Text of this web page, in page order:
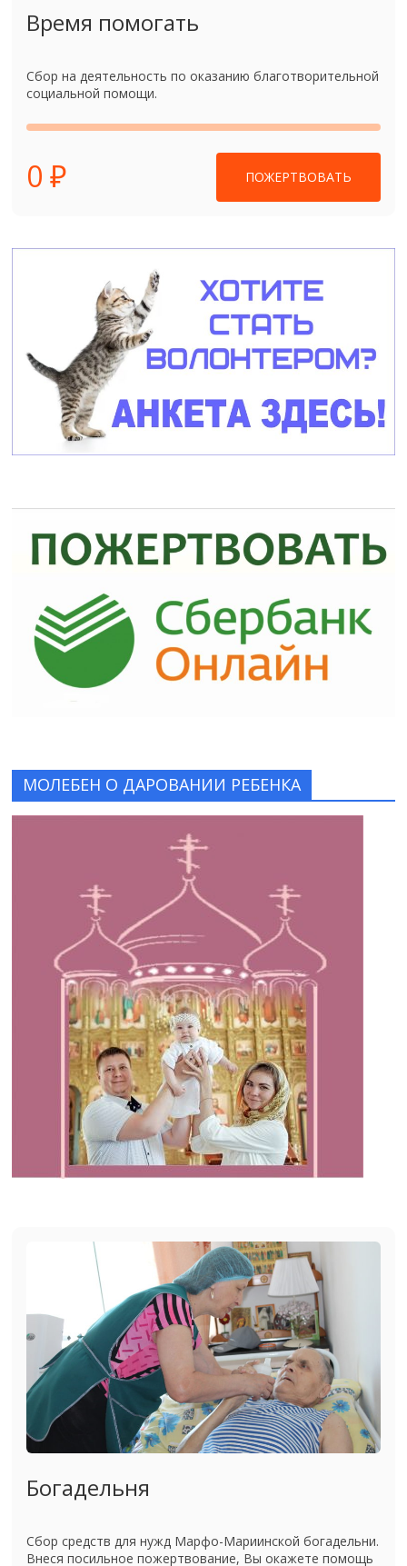
Время помогать
Сбор на деятельность по оказанию благотворительной
социальной помощи.
0 ₽ ПОЖЕРТВОВАТЬ
МОЛЕБЕН О ДАРОВАНИИ РЕБЕНКА
Богадельня
Сбор средств для нужд Марфо-Мариинской богадельни.
Внеся посильное пожертвование, Вы окажете помощь